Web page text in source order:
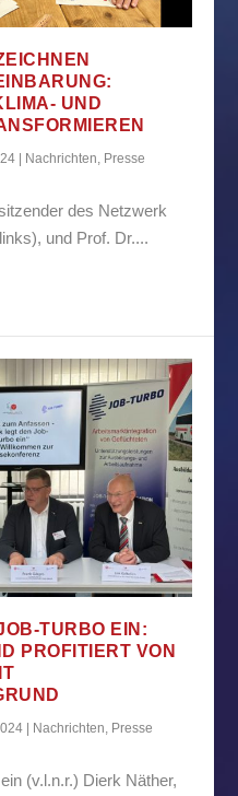
UND
Nachrichten, Presse
des Netzwerk
und Prof. Dr....
TURBO EIN:
PROFITIERT VON
Nachrichten, Presse
(v.l.n.r.) Dierk Näther,